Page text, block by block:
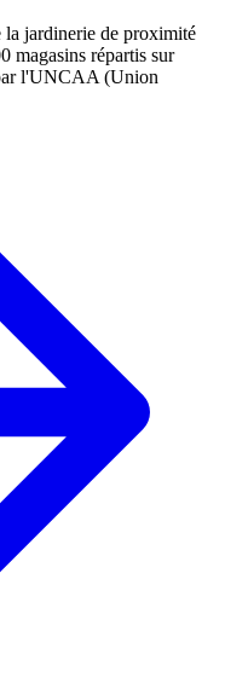
la jardinerie de proximité
magasins répartis sur
l'UNCAA (Union